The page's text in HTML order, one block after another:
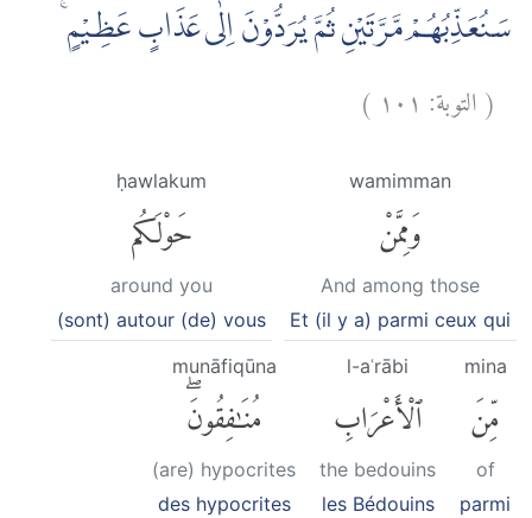
سَنُعَذِّبُهُمْ مَّرَّتَيْنِ ثُمَّ يُرَدُّوْنَ اِلٰى عَذَابٍ عَظِيْمٍ ۚ
(التوبة: ١٠١ )
wamimman
وَمِمَّنْ
And among those
Et (il y a) parmi ceux qui
ḥawlakum
حَوْلَكُم
around you
(sont) autour (de) vous
mina
مِّنَ
of
parmi
l-aʿrābi
ٱلْأَعْرَابِ
the bedouins
les Bédouins
munāfiqūna
مُنَٰفِقُونَۖ
(are) hypocrites
des hypocrites